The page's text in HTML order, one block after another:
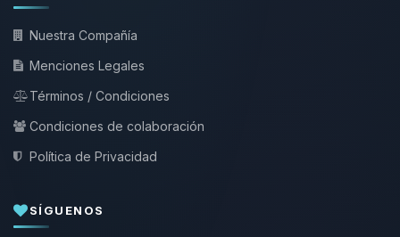
Nuestra Compañía
Menciones Legales
Términos / Condiciones
Condiciones de colaboración
Política de Privacidad
SÍGUENOS